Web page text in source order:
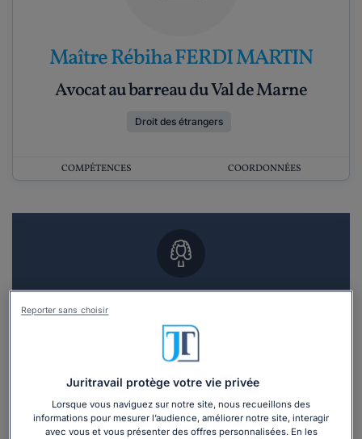
Maître Rébiha FERDI MARTIN
Avocat au barreau du Val de Marne
Droit des étrangers
COMPÉTENCES COORDONNÉES
Vous souhaitez un RDV en cabinet avec un
Recevoir des devis d'avocats
3 devis en 48h
Juritravail protège votre vie privée
Lorsque vous naviguez sur notre site, nous recueillons des
informations pour mesurer l’audience, améliorer notre site, interagir
avec vous et vous présenter des offres personnalisées. En les
Reporter sans choisir